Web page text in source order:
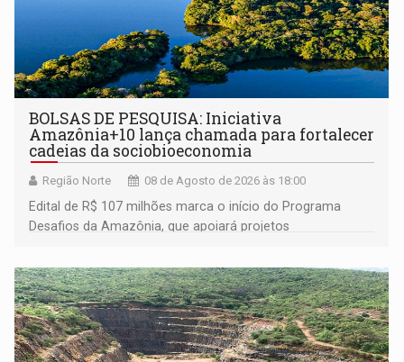
BOLSAS DE PESQUISA: Iniciativa
Amazônia+10 lança chamada para fortalecer
cadeias da sociobioeconomia
Região Norte 08 de Agosto de 2026 às 18:00
Edital de R$ 107 milhões marca o início do Programa
Desafios da Amazônia, que apoiará projetos
submissão de pré-propostas poderá ser feita até 1º de
setembro